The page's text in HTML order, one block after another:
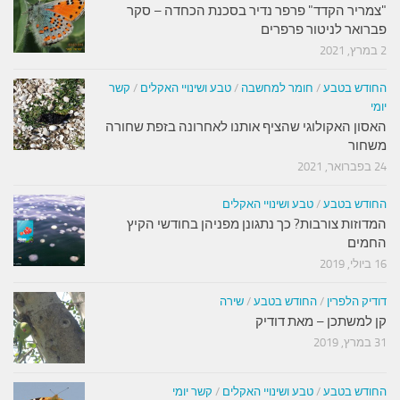
"צמריר הקדד" פרפר נדיר בסכנת הכחדה – סקר
פברואר לניטור פרפרים
2 במרץ, 2021
החודש בטבע / חומר למחשבה / טבע ושינויי האקלים / קשר
יומי
האסון האקולוגי שהציף אותנו לאחרונה בזפת שחורה
משחור
24 בפברואר, 2021
החודש בטבע / טבע ושינויי האקלים
המדוזות צורבות? כך נתגונן מפניהן בחודשי הקיץ
החמים
16 ביולי, 2019
דודיק הלפרין / החודש בטבע / שירה
קן למשתכן – מאת דודיק
31 במרץ, 2019
החודש בטבע / טבע ושינויי האקלים / קשר יומי